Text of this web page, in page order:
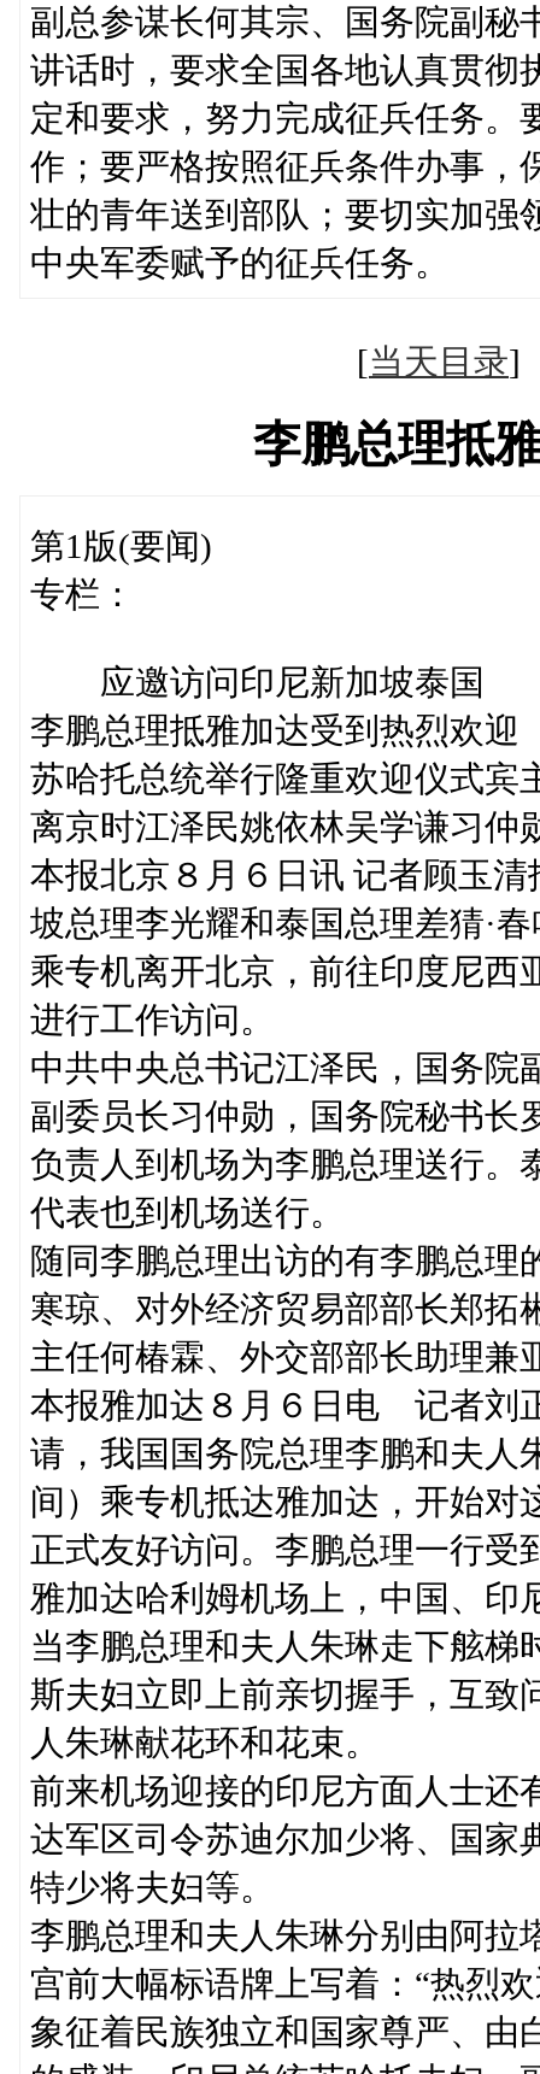
副总参谋长何其宗、国务院副秘
讲话时，要求全国各地认真贯彻
定和要求，努力完成征兵任务。
作；要严格按照征兵条件办事，
壮的青年送到部队；要切实加强
中央军委赋予的征兵任务。
[当天目录
李鹏总理抵
第1版(要闻)
专栏：
应邀访问印尼新加坡泰国
李鹏总理抵雅加达受到热烈欢迎
苏哈托总统举行隆重欢迎仪式宾
离京时江泽民姚依林吴学谦习仲
本报北京８月６日讯 记者顾玉
坡总理李光耀和泰国总理差猜·
乘专机离开北京，前往印度尼西
进行工作访问。
中共中央总书记江泽民，国务院
副委员长习仲勋，国务院秘书长
负责人到机场为李鹏总理送行。
代表也到机场送行。
随同李鹏总理出访的有李鹏总理
寒琼、对外经济贸易部部长郑拓
主任何椿霖、外交部部长助理兼
本报雅加达８月６日电 记者刘
请，我国国务院总理李鹏和夫人
间）乘专机抵达雅加达，开始对
正式友好访问。李鹏总理一行受
雅加达哈利姆机场上，中国、印
当李鹏总理和夫人朱琳走下舷梯
斯夫妇立即上前亲切握手，互致
人朱琳献花环和花束。
前来机场迎接的印尼方面人士还
达军区司令苏迪尔加少将、国家
特少将夫妇等。
李鹏总理和夫人朱琳分别由阿拉
宫前大幅标语牌上写着：“热烈
象征着民族独立和国家尊严、由